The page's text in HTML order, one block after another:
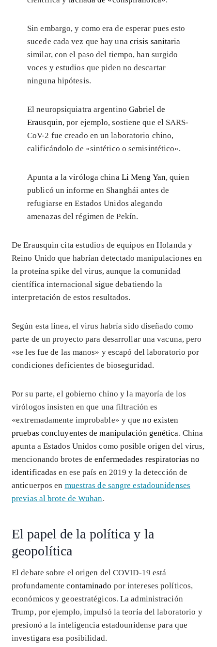
Sin embargo, y como era de esperar pues esto
sucede cada vez que hay una crisis sanitaria
similar, con el paso del tiempo, han surgido
voces y estudios que piden no descartar
ninguna hipótesis.
El neuropsiquiatra argentino Gabriel de
Erausquin, por ejemplo, sostiene que el SARS-
CoV-2 fue creado en un laboratorio chino,
calificándolo de «sintético o semisintético».
Apunta a la viróloga china Li Meng Yan, quien
publicó un informe en Shanghái antes de
refugiarse en Estados Unidos alegando
amenazas del régimen de Pekín.
De Erausquin cita estudios de equipos en Holanda y
Reino Unido que habrían detectado manipulaciones en
la proteína spike del virus, aunque la comunidad
científica internacional sigue debatiendo la
interpretación de estos resultados.
Según esta línea, el virus habría sido diseñado como
parte de un proyecto para desarrollar una vacuna, pero
«se les fue de las manos» y escapó del laboratorio por
condiciones deficientes de bioseguridad.
Por su parte, el gobierno chino y la mayoría de los
virólogos insisten en que una filtración es
«extremadamente improbable» y queno existen
pruebas concluyentes de manipulación genética. China
apunta a Estados Unidos como posible origen del virus,
mencionando brotes deenfermedades respiratorias no
identificadas en ese país en 2019 y la detección de
anticuerpos en muestras de sangre estadounidenses
previas al brote de Wuhan.
El papel de la política y la
geopolítica
El debate sobre el origen del COVID-19 está
profundamentecontaminado por intereses políticos,
económicos y geoestratégicos. La administración
Trump, por ejemplo, impulsó la teoría del laboratorio y
presionó a la inteligencia estadounidense para que
investigara esa posibilidad.